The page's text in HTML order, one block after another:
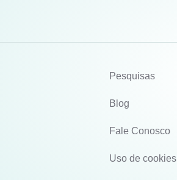
Pesquisas
Blog
Fale Conosco
Uso de cookies